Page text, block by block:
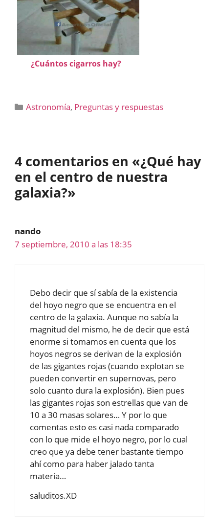
¿Cuántos cigarros hay?
Categorías
Astronomía, Preguntas y respuestas
4 comentarios en «¿Qué hay
en el centro de nuestra
galaxia?»
nando
7 septiembre, 2010 a las 18:35
Debo decir que sí sabía de la existencia
del hoyo negro que se encuentra en el
centro de la galaxia. Aunque no sabía la
magnitud del mismo, he de decir que está
enorme si tomamos en cuenta que los
hoyos negros se derivan de la explosión
de las gigantes rojas (cuando explotan se
pueden convertir en supernovas, pero
solo cuanto dura la explosión). Bien pues
las gigantes rojas son estrellas que van de
10 a 30 masas solares… Y por lo que
comentas esto es casi nada comparado
con lo que mide el hoyo negro, por lo cual
creo que ya debe tener bastante tiempo
ahí como para haber jalado tanta
matería…
saluditos.XD